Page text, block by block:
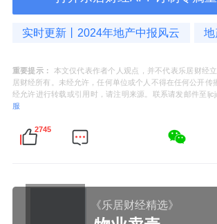
此前，出售旗下资产套现、引入
控股股东却反向“私有化”上市平
产业务，确实让人投以不解的目光
林戈对此也有一番解释。
织期，可以说是非常困难，但困
实时更新丨2024年地产中报风云 地
重要提示：
本文仅代表作者个人观点，并不代表乐居财经
居财经所有。未经允许，任何单位或个人不得在任何公开传
经允许进行转载或引用时，请注明来源。联系请发邮件至
服
2745
《乐居财经精选》